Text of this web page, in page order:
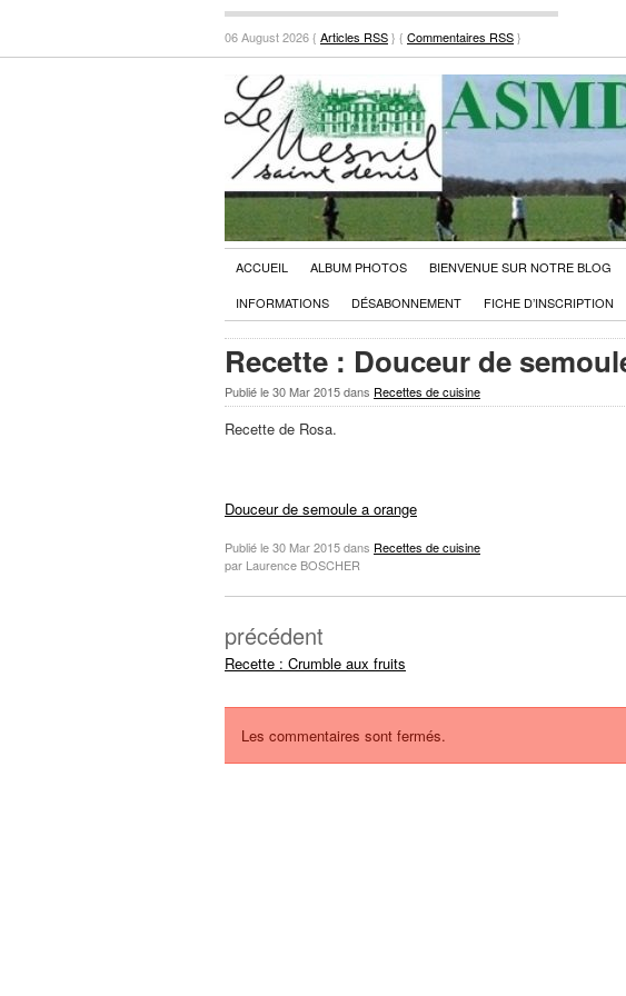
06 August 2026 { Articles RSS} { Commentaires RSS}
ACCUEIL ALBUM PHOTOS BIENVENUE SUR NOTRE BLOG
INFORMATIONS
DÉSABONNEMENT FICHE D’INSCRIPTION
Recette : Douceur de
Publié le30 Mar 2015dans Recettes de cuisine
Recette de Rosa.
Douceur de semoule a orange
Publié le30 Mar 2015dans Recettes de cuisine
par Laurence BOSCHER
précédent
Recette : Crumble aux fruits
Les commentaires sont fermés.